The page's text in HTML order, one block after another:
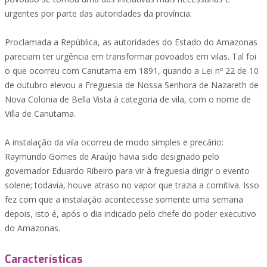
urgentes por parte das autoridades da província.
Proclamada a República, as autoridades do Estado do Amazonas
pareciam ter urgência em transformar povoados em vilas. Tal foi
o que ocorreu com Canutama em 1891, quando a Lei nº 22 de 10
de outubro elevou a Freguesia de Nossa Senhora de Nazareth de
Nova Colonia de Bella Vista à categoria de vila, com o nome de
Villa de Canutama.
A instalação da vila ocorreu de modo simples e precário:
Raymundo Gomes de Araújo havia sido designado pelo
governador Eduardo Ribeiro para vir à freguesia dirigir o evento
solene; todavia, houve atraso no vapor que trazia a comitiva. Isso
fez com que a instalação acontecesse somente uma semana
depois, isto é, após o dia indicado pelo chefe do poder executivo
do Amazonas.
Características